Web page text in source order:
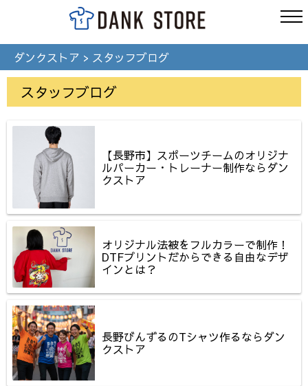
ダンクストア > スタッフブログ
スタッフブログ
【長野市】スポーツチームのオリジナ
ルパーカー・トレーナー制作ならダン
クストア
オリジナル法被をフルカラーで制作！
DTFプリントだからできる自由なデザ
インとは？
長野びんずるのTシャツ作るならダン
クストア